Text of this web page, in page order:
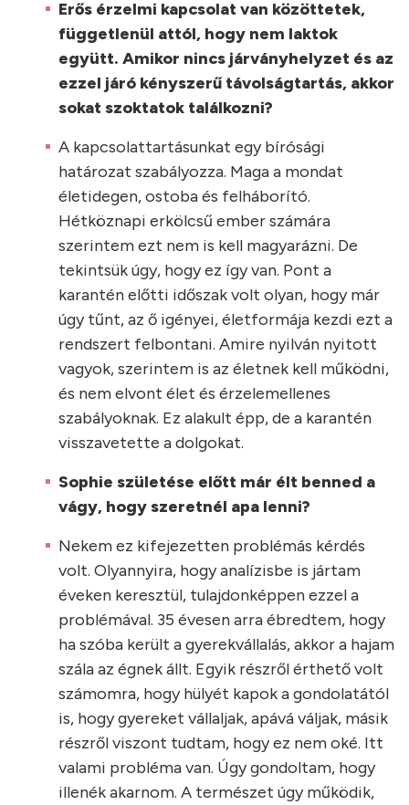
Erős érzelmi kapcsolat van közöttetek,
függetlenül attól, hogy nem laktok
együtt. Amikor nincs járványhelyzet és az
ezzel járó kényszerű távolságtartás, akkor
sokat szoktatok találkozni?
A kapcsolattartásunkat egy bírósági
határozat szabályozza. Maga a mondat
életidegen, ostoba és felháborító.
Hétköznapi erkölcsű ember számára
szerintem ezt nem is kell magyarázni. De
tekintsük úgy, hogy ez így van. Pont a
karantén előtti időszak volt olyan, hogy már
úgy tűnt, az ő igényei, életformája kezdi ezt a
rendszert felbontani. Amire nyilván nyitott
vagyok, szerintem is az életnek kell működni,
és nem elvont élet és érzelemellenes
szabályoknak. Ez alakult épp, de a karantén
visszavetette a dolgokat.
Sophie születése előtt már élt benned a
vágy, hogy szeretnél apa lenni?
Nekem ez kifejezetten problémás kérdés
volt. Olyannyira, hogy analízisbe is jártam
éveken keresztül, tulajdonképpen ezzel a
problémával. 35 évesen arra ébredtem, hogy
ha szóba került a gyerekvállalás, akkor a hajam
szála az égnek állt. Egyik részről érthető volt
számomra, hogy hülyét kapok a gondolatától
is, hogy gyereket vállaljak, apává váljak, másik
részről viszont tudtam, hogy ez nem oké. Itt
valami probléma van. Úgy gondoltam, hogy
illenék akarnom. A természet úgy működik,